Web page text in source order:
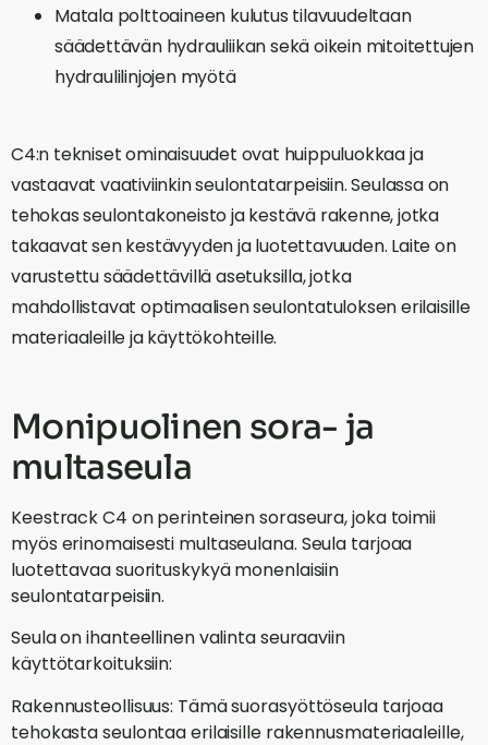
Matala polttoaineen kulutus tilavuudeltaan
säädettävän hydrauliikan sekä oikein mitoitettujen
hydraulilinjojen myötä
C4:n tekniset ominaisuudet ovat huippuluokkaa ja
vastaavat vaativiinkin seulontatarpeisiin. Seulassa on
tehokas seulontakoneisto ja kestävä rakenne, jotka
takaavat sen kestävyyden ja luotettavuuden. Laite on
varustettu säädettävillä asetuksilla, jotka
mahdollistavat optimaalisen seulontatuloksen erilaisille
materiaaleille ja käyttökohteille.
Monipuolinen sora- ja
multaseula
Keestrack C4 on perinteinen soraseura, joka toimii
myös erinomaisesti multaseulana. Seula tarjoaa
luotettavaa suorituskykyä monenlaisiin
seulontatarpeisiin.
Seula on ihanteellinen valinta seuraaviin
käyttötarkoituksiin:
Rakennusteollisuus: Tämä suorasyöttöseula tarjoaa
tehokasta seulontaa erilaisille rakennusmateriaaleille,